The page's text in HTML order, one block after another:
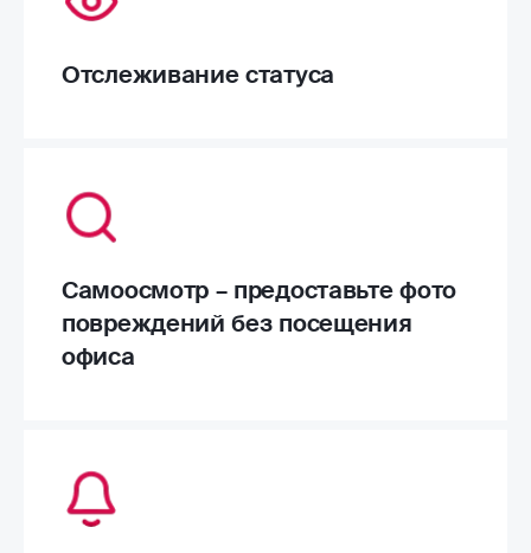
Отслеживание статуса
Самоосмотр – предоставьте фото
повреждений без посещения
офиса